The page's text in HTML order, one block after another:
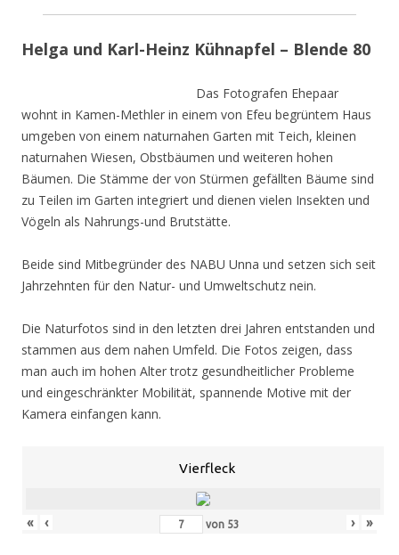
Helga und Karl-Heinz Kühnapfel – Blende 80
Das Fotografen Ehepaar
wohnt in Kamen-Methler in einem von Efeu begrüntem Haus
umgeben von einem naturnahen Garten mit Teich, kleinen
naturnahen Wiesen, Obstbäumen und weiteren hohen
Bäumen. Die Stämme der von Stürmen gefällten Bäume sind
zu Teilen im Garten integriert und dienen vielen Insekten und
Vögeln als Nahrungs-und Brutstätte.
Beide sind Mitbegründer des NABU Unna und setzen sich seit
Jahrzehnten für den Natur- und Umweltschutz nein.
Die Naturfotos sind in den letzten drei Jahren entstanden und
stammen aus dem nahen Umfeld. Die Fotos zeigen, dass
man auch im hohen Alter trotz gesundheitlicher Probleme
und eingeschränkter Mobilität, spannende Motive mit der
Kamera einfangen kann.
Vierfleck
« ‹ von 53 › »